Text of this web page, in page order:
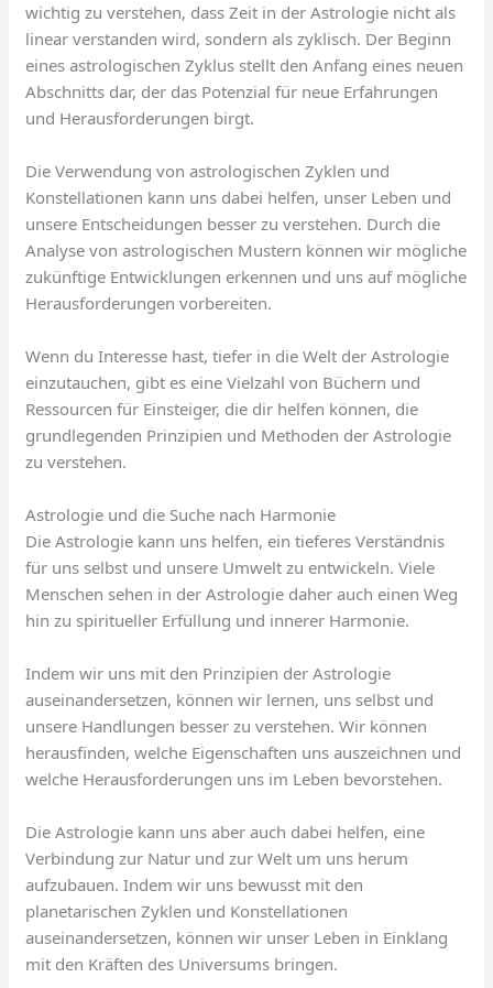
wichtig zu verstehen, dass Zeit in der Astrologie nicht als
linear verstanden wird, sondern als zyklisch. Der Beginn
eines astrologischen Zyklus stellt den Anfang eines neuen
Abschnitts dar, der das Potenzial für neue Erfahrungen
und Herausforderungen birgt.
Die Verwendung von astrologischen Zyklen und
Konstellationen kann uns dabei helfen, unser Leben und
unsere Entscheidungen besser zu verstehen. Durch die
Analyse von astrologischen Mustern können wir mögliche
zukünftige Entwicklungen erkennen und uns auf mögliche
Herausforderungen vorbereiten.
Wenn du Interesse hast, tiefer in die Welt der Astrologie
einzutauchen, gibt es eine Vielzahl von Büchern und
Ressourcen für Einsteiger, die dir helfen können, die
grundlegenden Prinzipien und Methoden der Astrologie
zu verstehen.
Astrologie und die Suche nach Harmonie
Die Astrologie kann uns helfen, ein tieferes Verständnis
für uns selbst und unsere Umwelt zu entwickeln. Viele
Menschen sehen in der Astrologie daher auch einen Weg
hin zu spiritueller Erfüllung und innerer Harmonie.
Indem wir uns mit den Prinzipien der Astrologie
auseinandersetzen, können wir lernen, uns selbst und
unsere Handlungen besser zu verstehen. Wir können
herausfinden, welche Eigenschaften uns auszeichnen und
welche Herausforderungen uns im Leben bevorstehen.
Die Astrologie kann uns aber auch dabei helfen, eine
Verbindung zur Natur und zur Welt um uns herum
aufzubauen. Indem wir uns bewusst mit den
planetarischen Zyklen und Konstellationen
auseinandersetzen, können wir unser Leben in Einklang
mit den Kräften des Universums bringen.